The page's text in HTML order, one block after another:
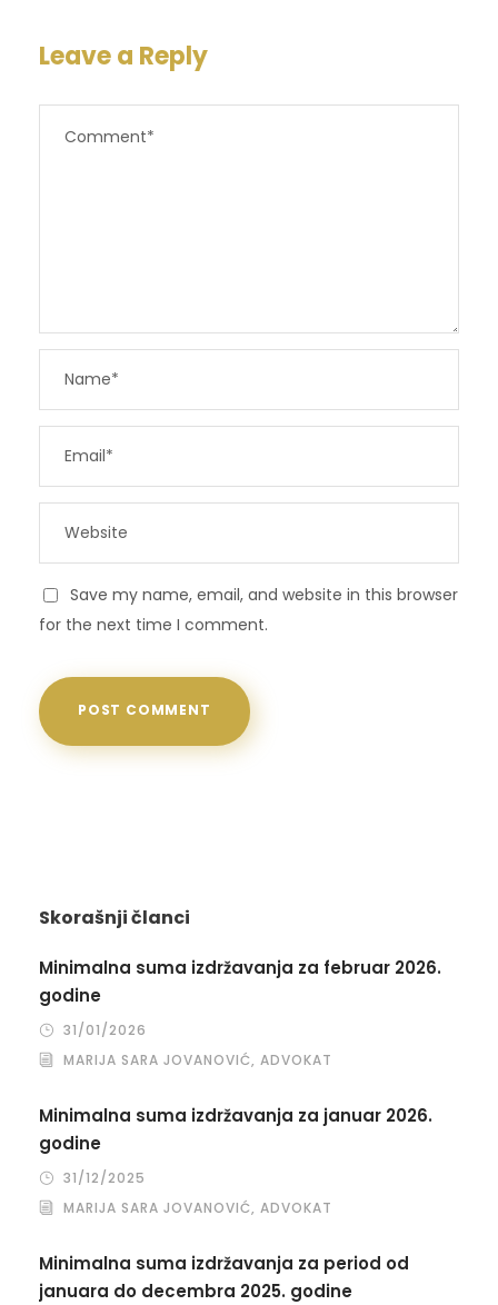
Leave a Reply
Save my name, email, and website in this browser
for the next time I comment.
Skorašnji članci
Minimalna suma izdržavanja za februar 2026.
godine
31/01/2026
MARIJA SARA JOVANOVIĆ, ADVOKAT
Minimalna suma izdržavanja za januar 2026.
godine
31/12/2025
MARIJA SARA JOVANOVIĆ, ADVOKAT
Minimalna suma izdržavanja za period od
januara do decembra 2025. godine